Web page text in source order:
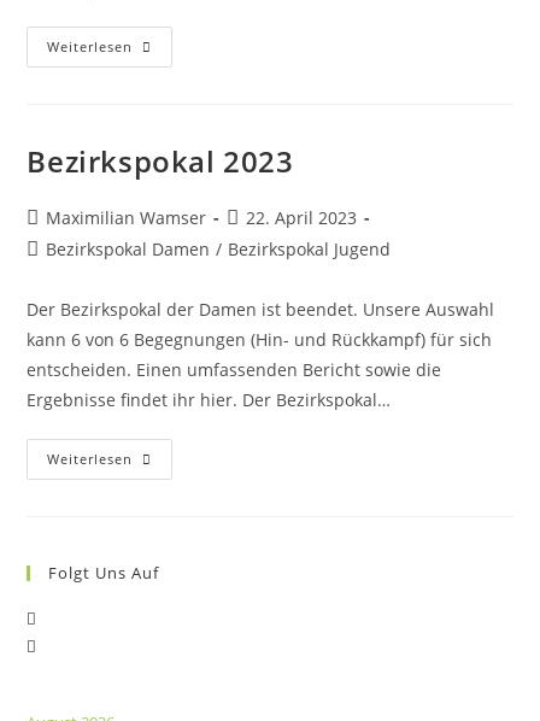
Weiterlesen Damen:
LP-
Bezirkspokal 2023
Beitrags-
Autor:
Maximilian Wamser
Beitrag
veröffentlicht:
22. April 2023
Beitrags-
Bezirkspokal Damen / Bezirkspokal Jugend
Der Bezirkspokal der Damen ist beendet. Unsere Auswahl
kann 6 von 6 Begegnungen (Hin- und Rückkampf) für sich
entscheiden. Einen umfassenden Bericht sowie die
Ergebnisse findet ihr hier. Der Bezirkspokal…
Weiterlesen Bezirkspokal
2023
Folgt Uns Auf